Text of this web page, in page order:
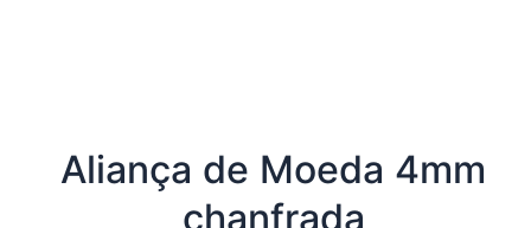
Aliança de Moeda 4mm
chanfrada